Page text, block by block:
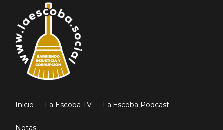
Inicio La Escoba TV La Escoba Podcast
Notas